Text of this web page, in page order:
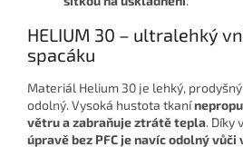
HELIUM 30 – ultralehký
spacáku
Materiál Helium 30 je lehký,
odolný. Vysoká hustota tkaní
větru a zabraňuje ztrátě tepla. Díky
úpravě bez PFC je navíc odolný vůči